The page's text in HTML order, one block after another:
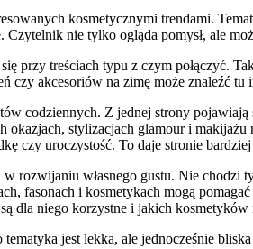
kosmetycznymi trendami.
nie tylko ogląda pomysł, ale
przy treściach typu z czym połączyć.
czy akcesoriów na zimę może znaleźć
codziennych. Z jednej strony
stylizacjach glamour i
czy uroczystość. To daje stronie
rozwijaniu własnego gustu. Nie
fasonach i kosmetykach mogą
dla niego korzystne i jakich kosmetyków
jest lekka, ale jednocześnie